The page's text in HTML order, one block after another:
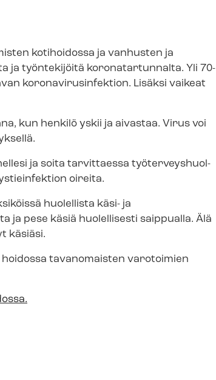
kotihoidossa ja vanhusten ja
ja työntekijöitä koronatartunnalta. Yli 70-
ko­ro­na­vi­rusin­fek­tion. Lisäksi vaikeat
kun henkilö yskii ja aivastaa. Virus voi
ja soita tarvittaessa työ­ter­veys­huol­
oireita.
huolellista käsi- ja
ja pese käsiä huolellisesti saippualla. Älä
käsiäsi.
tavanomaisten varotoimien